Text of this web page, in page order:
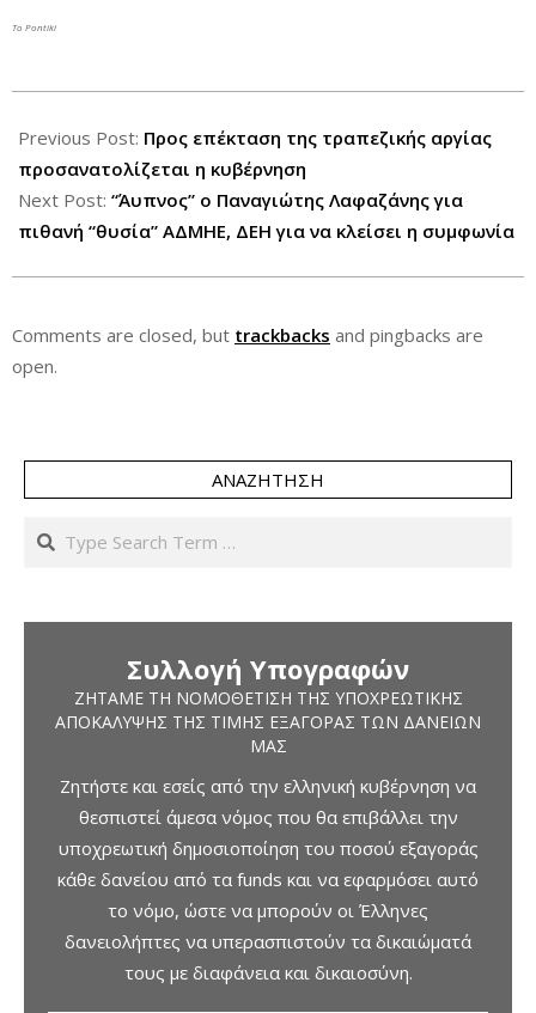
To Pontiki
07-
08
Previous Post: Προς επέκταση της τραπεζικής αργίας
προσανατολίζεται η κυβέρνηση
Next Post: “Άυπνος” ο Παναγιώτης Λαφαζάνης για
πιθανή “θυσία” ΑΔΜΗΕ, ΔΕΗ για να κλείσει η συμφωνία
Comments are closed, but trackbacks and pingbacks are
open.
ΑΝΑΖΉΤΗΣΗ
Search
Συλλογή Υπογραφών
ΖΗΤΆΜΕ ΤΗ ΝΟΜΟΘΈΤΙΣΗ ΤΗΣ ΥΠΟΧΡΕΩΤΙΚΉΣ
ΑΠΟΚΆΛΥΨΗΣ ΤΗΣ ΤΙΜΉΣ ΕΞΑΓΟΡΆΣ ΤΩΝ ΔΑΝΕΊΩΝ
ΜΑΣ
Ζητήστε και εσείς από την ελληνική κυβέρνηση να
θεσπιστεί άμεσα νόμος που θα επιβάλλει την
υποχρεωτική δημοσιοποίηση του ποσού εξαγοράς
κάθε δανείου από τα funds και να εφαρμόσει αυτό
το νόμο, ώστε να μπορούν οι Έλληνες
δανειολήπτες να υπερασπιστούν τα δικαιώματά
τους με διαφάνεια και δικαιοσύνη.